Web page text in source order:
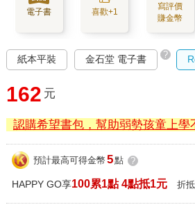
電子書 喜歡+1
寫評價
賺金幣
紙本平裝 金石堂 電子書 ?
162 元
認購希望書包，幫助弱勢孩童上學
預計最高可得金幣 5點 ?
HAPPY GO享100累1點 4點抵1元 折